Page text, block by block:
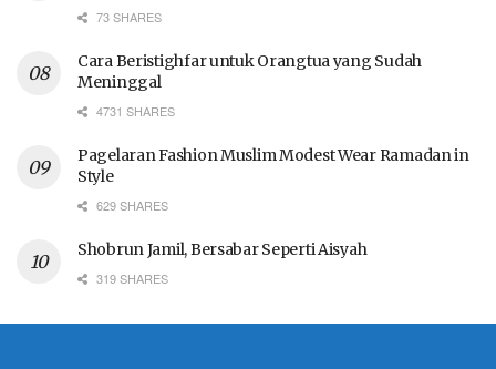
73 SHARES
Cara Beristighfar untuk Orangtua yang Sudah
Meninggal
4731 SHARES
Pagelaran Fashion Muslim Modest Wear Ramadan in
Style
629 SHARES
Shobrun Jamil, Bersabar Seperti Aisyah
319 SHARES